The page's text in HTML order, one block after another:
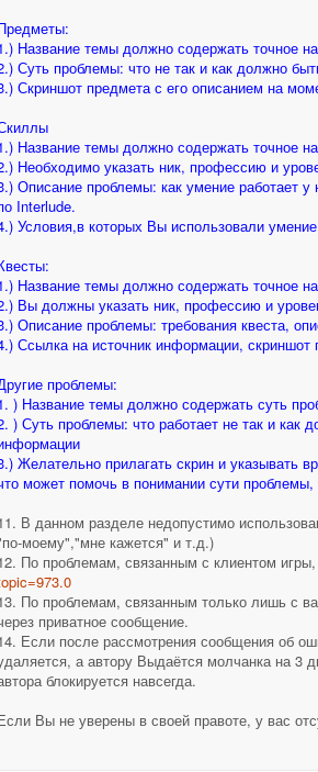
Название темы должно содержать точное
Суть проблемы: что не так и как должно
Скриншот предмета с его описанием на
Название темы должно содержать точное
Необходимо указать ник, профессию и
Описание проблемы: как умение работает
Interlude.
Условия,в которых Вы использовали
Название темы должно содержать точное
Вы должны указать ник, профессию и
Описание проблемы: требования квеста,
Ссылка на источник информации,
проблемы:
) Название темы должно содержать суть
) Суть проблемы: что работает не так и как
Желательно прилагать скрин и указывать
может помочь в понимании сути
В данном разделе недопустимо
моему","мне кажется" и т.д.)
По проблемам, связанным с клиентом
По проблемам, связанным только лишь с
приватное сообщение.
Если после рассмотрения сообщения об
а автору Выдаётся молчанка на 3
блокируется навсегда.
Вы не уверены в своей правоте, у вас